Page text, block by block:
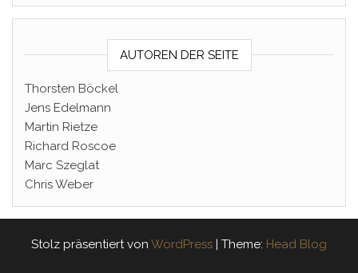
AUTOREN DER SEITE
Thorsten Böckel
Jens Edelmann
Martin Rietze
Richard Roscoe
Marc Szeglat
Chris Weber
Stolz präsentiert von WordPress | Theme: Head Blog